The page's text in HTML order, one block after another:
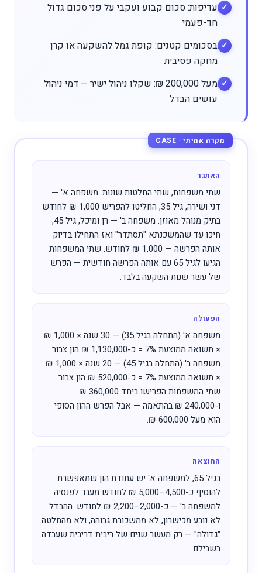
עדיפות: סכום קבוע ועקבי על פני סכום גדול
חד-פעמי
בסכומים קטנים: קופת גמל להשקעה או קרן
מחקה פסיבית
מעל 200,000 ₪: שקלו ניהול ישיר — דמי ניהול
עושים הבדל
האתגר
שתי משפחות, שתי החלטות שונות. משפחה א' —
דני ושירה, גיל 35, החליטו להפריש 1,000 ₪ לחודש
בתיק מנוהל מאוזן. משפחה ב' — רן ומיכל, גיל 45,
חיכו עד שהמשכנתא "תסתדר" ואז התחילו בדיוק
אותה הפרשה — 1,000 ₪ לחודש. שתי המשפחות
הגיעו לגיל 65 עם אותה הפרשה חודשית — הפרש
של עשר שנות השקעה בלבד.
הפעולה
משפחה א' (התחלה בגיל 35) — 30 שנה × 1,000 ₪
× תשואה ממוצעת 7% = כ-1,130,000 ₪ הון צבור.
משפחה ב' (התחלה בגיל 45) — 20 שנה × 1,000 ₪
× תשואה ממוצעת 7% = כ-520,000 ₪ הון צבור.
שתי המשפחות הפרישו ביחד 360,000 ₪
ו-240,000 ₪ בהתאמה — אבל הפרש ההון הסופי
הוא מעל 600,000 ₪.
התוצאה
בגיל 65, למשפחה א' יש עתודת הון שמאפשרת
להוסיף כ-4,500–5,000 ₪ לחודש מעבר לפנסיה.
למשפחה ב' — כ-2,000–2,200 ₪ לחודש. ההבדל
לא נובע מכישרון, לא ממשכורת גבוהה, ולא מהחלטה
"גדולה" — רק מעשר שנים של ריבית דריבית שעבדה
בשבילם.